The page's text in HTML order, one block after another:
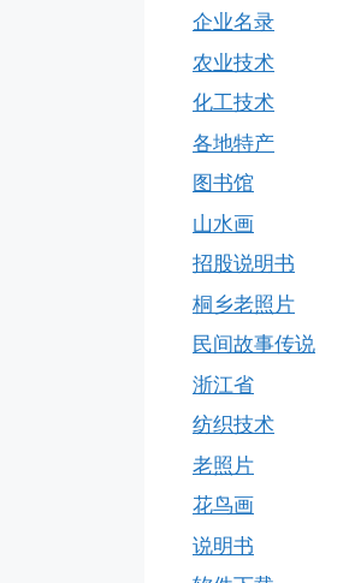
企业名录
农业技术
化工技术
各地特产
图书馆
山水画
招股说明书
桐乡老照片
民间故事传说
浙江省
纺织技术
老照片
花鸟画
说明书